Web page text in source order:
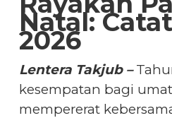
Natal:
2026
Lentera Takjub –
kesempatan bagi
mempererat